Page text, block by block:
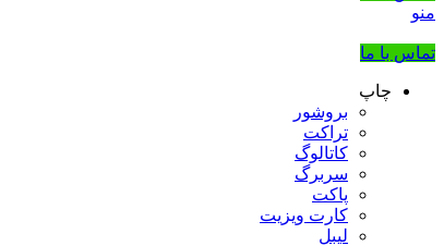
منو
تماس با ما
چاپ
بروشور
تراکت
کاتالوگ
سربرگ
پاکت
کارت ویزیت
لیبل